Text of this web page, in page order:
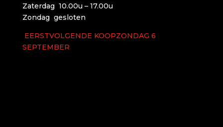
Zaterdag 10.00u – 17.00u
Zondag gesloten
EERSTVOLGENDE KOOPZONDAG 6
SEPTEMBER